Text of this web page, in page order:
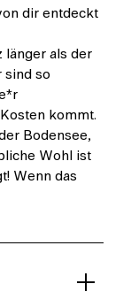
dir entdeckt
als der
sind so
kommt.
Bodensee,
Wohl ist
Wenn das